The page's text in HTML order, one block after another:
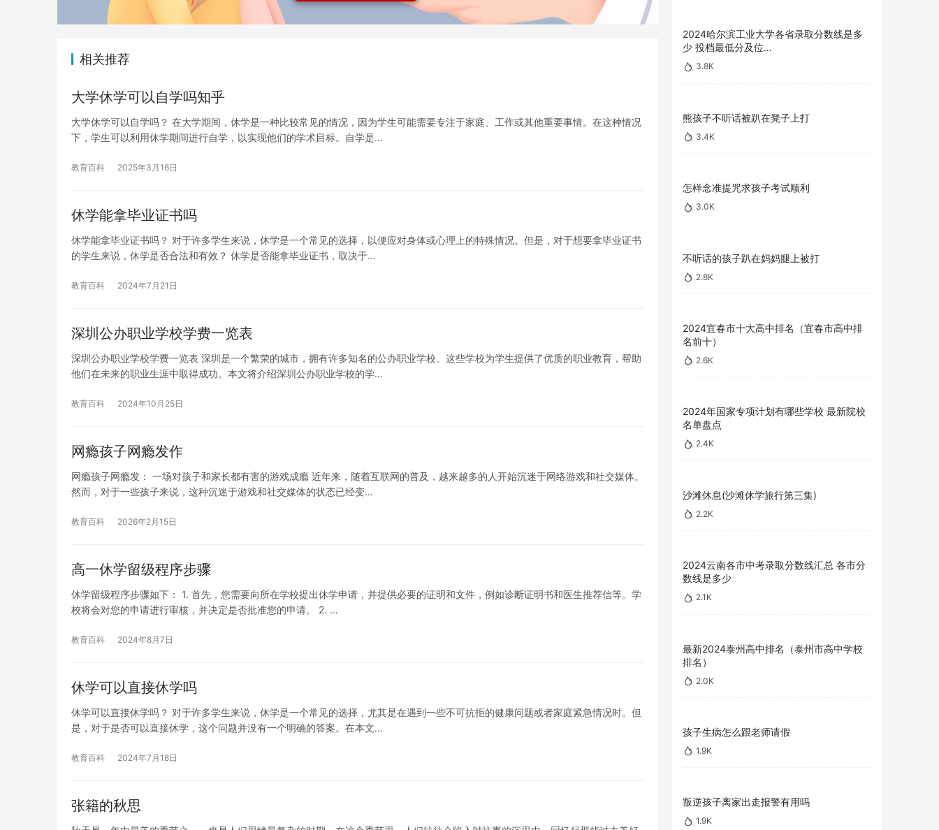
相关推荐
大学休学可以自学吗知乎
大学休学可以自学吗？ 在大学期间，休学是一种比较常见的情况，因为学生可能需要专注于家庭、工作或其他重要事情。在这种情况
下，学生可以利用休学期间进行自学，以实现他们的学术目标。自学是…
教育百科 2025年3月16日
休学能拿毕业证书吗
休学能拿毕业证书吗？ 对于许多学生来说，休学是一个常见的选择，以便应对身体或心理上的特殊情况。但是，对于想要拿毕业证书
的学生来说，休学是否合法和有效？ 休学是否能拿毕业证书，取决于…
教育百科 2024年7月21日
深圳公办职业学校学费一览表
深圳公办职业学校学费一览表 深圳是一个繁荣的城市，拥有许多知名的公办职业学校。这些学校为学生提供了优质的职业教育，帮助
他们在未来的职业生涯中取得成功。本文将介绍深圳公办职业学校的学…
教育百科 2024年10月25日
网瘾孩子网瘾发作
网瘾孩子网瘾发： 一场对孩子和家长都有害的游戏成瘾 近年来，随着互联网的普及，越来越多的人开始沉迷于网络游戏和社交媒体。
然而，对于一些孩子来说，这种沉迷于游戏和社交媒体的状态已经变…
教育百科 2026年2月15日
高一休学留级程序步骤
休学留级程序步骤如下： 1. 首先，您需要向所在学校提出休学申请，并提供必要的证明和文件，例如诊断证明书和医生推荐信等。学
校将会对您的申请进行审核，并决定是否批准您的申请。 2. …
教育百科 2024年8月7日
休学可以直接休学吗
休学可以直接休学吗？ 对于许多学生来说，休学是一个常见的选择，尤其是在遇到一些不可抗拒的健康问题或者家庭紧急情况时。但
是，对于是否可以直接休学，这个问题并没有一个明确的答案。在本文…
教育百科 2024年7月18日
张籍的秋思
2024哈尔滨工业大学各省录取分数线是多
少 投档最低分及位…
3.8K
熊孩子不听话被趴在凳子上打
3.4K
怎样念准提咒求孩子考试顺利
3.0K
不听话的孩子趴在妈妈腿上被打
2.8K
2024宜春市十大高中排名（宜春市高中排
名前十）
2.6K
2024年国家专项计划有哪些学校 最新院校
名单盘点
2.4K
沙滩休息(沙滩休学旅行第三集)
2.2K
2024云南各市中考录取分数线汇总 各市分
数线是多少
2.1K
最新2024泰州高中排名（泰州市高中学校
排名）
2.0K
孩子生病怎么跟老师请假
1.9K
叛逆孩子离家出走报警有用吗
1.9K